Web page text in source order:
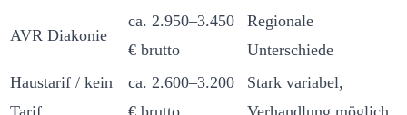
AVR Diakonie
ca. 2.950–3.450
€ brutto
Regionale
Unterschiede
Haustarif / kein
Tarif
ca. 2.600–3.200
€ brutto
Stark variabel,
Verhandlung möglich